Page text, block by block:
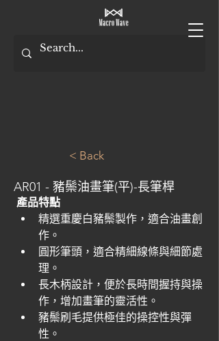
< Back
AR01 - 豬鬃油畫筆(平)-長筆桿
產品特點
精選重慶白豬鬃製作，適合油畫創
作。
圓形筆頭，適合精細線條與細節處
理。
長木柄設計，便於長時間握持與操
作，增加畫筆的靈活性。
豬鬃刷毛提供極佳的操控性與彈
性。